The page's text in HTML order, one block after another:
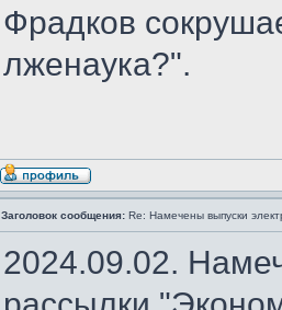
Фрадков
лженаука?".
Заголовок сообщения: Re: Намечены выпуски
2024.09.02.